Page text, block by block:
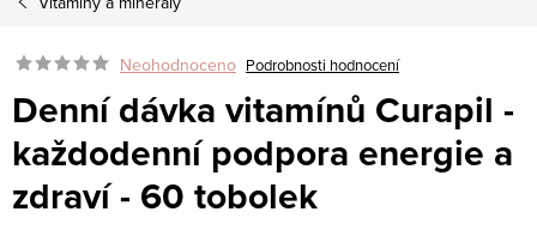
Neohodnoceno Podrobnosti hodnocení
Denní dávka vitamínů Curapil -
každodenní podpora energie a
zdraví - 60 tobolek